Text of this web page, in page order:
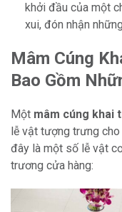
khởi đầu của một
xui, đón nhận
Mâm Cúng
Bao Gồm
Một mâm cúng khai
lễ vật tượng trưng
đây là một số lễ vật
trương cửa hàng: